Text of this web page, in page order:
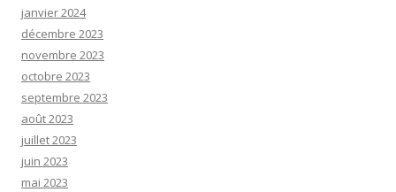
janvier 2024
décembre 2023
novembre 2023
octobre 2023
septembre 2023
août 2023
juillet 2023
juin 2023
mai 2023